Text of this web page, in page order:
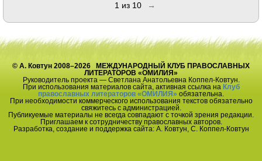
1 из 10 →
© А. Ковтун 2008–2026 МЕЖДУНАРОДНЫЙ КЛУБ ПРАВОСЛАВНЫХ
ЛИТЕРАТОРОВ «ОМИЛИЯ»
Руководитель проекта — Светлана Анатольевна Коппел-Ковтун.
При использования материалов сайта, активная ссылка на Клуб
православных литераторов «ОМИЛИЯ» обязательна.
При необходимости коммерческого использования текстов обязательно
свяжитесь с администрацией.
Публикуемые материалы не всегда совпадают с точкой зрения редакции.
Приглашаем к сотрудничеству православных авторов.
Разработка, создание и поддержка сайта: А. Ковтун, С. Коппел-Ковтун